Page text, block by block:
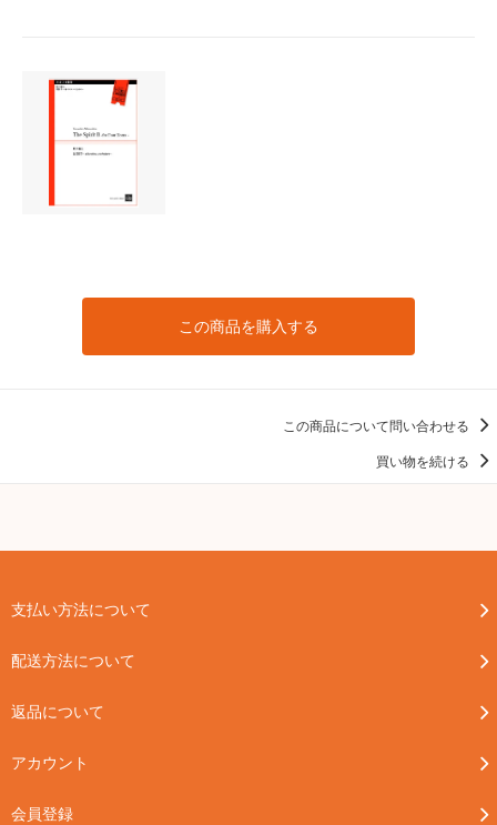
この商品を購入する
この商品について問い合わせる
買い物を続ける
支払い方法について
配送方法について
返品について
アカウント
会員登録